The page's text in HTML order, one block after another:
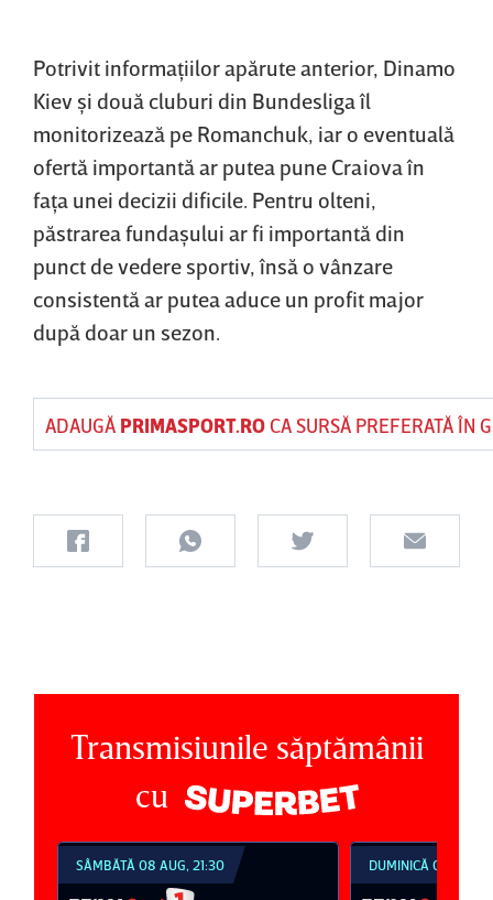
Potrivit informaţiilor apărute anterior, Dinamo
Kiev şi două cluburi din Bundesliga îl
monitorizează pe Romanchuk, iar o eventuală
ofertă importantă ar putea pune Craiova în
faţa unei decizii dificile. Pentru olteni,
păstrarea fundaşului ar fi importantă din
punct de vedere sportiv, însă o vânzare
consistentă ar putea aduce un profit major
după doar un sezon.
ADAUGĂ PRIMASPORT.ROCA SURSĂ PREFERATĂ ÎN
Transmisiunile săptămânii
cu
SÂMBĂTĂ 08 AUG, 21:30 DUMINICĂ 09 AUG,